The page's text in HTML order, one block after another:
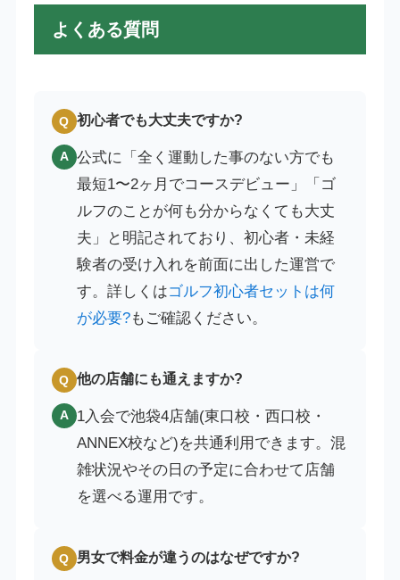
よくある質問
Q 初心者でも大丈夫ですか?
A 公式に「全く運動した事のない方でも
最短1〜2ヶ月でコースデビュー」「ゴ
ルフのことが何も分からなくても大丈
夫」と明記されており、初心者・未経
験者の受け入れを前面に出した運営で
す。詳しくはゴルフ初心者セットは何
が必要?もご確認ください。
Q 他の店舗にも通えますか?
A 1入会で池袋4店舗(東口校・西口校・
ANNEX校など)を共通利用できます。混
雑状況やその日の予定に合わせて店舗
を選べる運用です。
Q 男女で料金が違うのはなぜですか?